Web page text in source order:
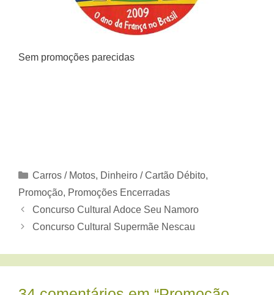
Sem promoções parecidas
Categorias
Carros / Motos, Dinheiro / Cartão Débito,
Promoção, Promoções Encerradas
Concurso Cultural Adoce Seu Namoro
Concurso Cultural Supermãe Nescau